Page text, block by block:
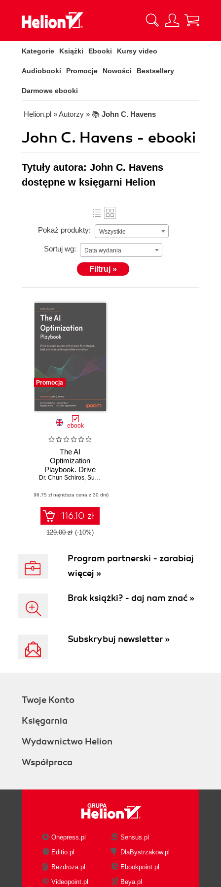
Kategorie Książki Ebooki Kursy video
Audiobooki Promocje Nowości Bestsellery
Darmowe ebooki
Helion.pl » Autorzy » 📚 John C. Havens
John C. Havens - ebooki
Tytuły autora: John C. Havens
dostępne w księgarni Helion
Pokaż produkty: Wszystkie
Sortuj wg: Data wydania
Filtruj »
Promocja
ebook
The AI
Optimization
Playbook. Drive
business success
strategies, best
practices, and
responsible
innovation
Dr. Chun Schiros, Supreet Kaur
(96,75 zł najniższa cena z 30 dni)
116.10 zł
129.00 zł (-10%)
Program partnerski - zarabiaj
więcej »
Brak książki? - daj nam znać »
Subskrybuj newsletter »
Twoje Konto
Księgarnia
Wydawnictwo Helion
Współpraca
Onepress.pl
Sensus.pl
Editio.pl
DlaBystrzakow.pl
Bezdroza.pl
Ebookpoint.pl
Videopoint.pl
Beya.pl